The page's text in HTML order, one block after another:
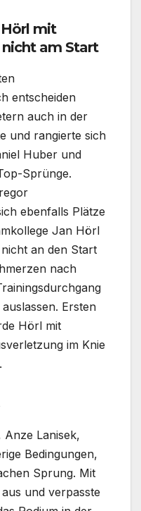
mit
am Start
entscheiden
auch in der
und rangierte sich
Huber und
Sprünge.
ebenfalls Plätze
Jan Hörl
an den Start
nach
Ersten
Hörl mit
im Knie
Lanisek,
Bedingungen,
Sprung. Mit
und verpasste